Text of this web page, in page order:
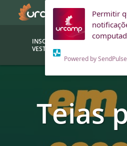
Permitir
Powered by SendPulse
INSCRIÇÕES
VESTIBULAR
Bolsas
Bolsas
Teias